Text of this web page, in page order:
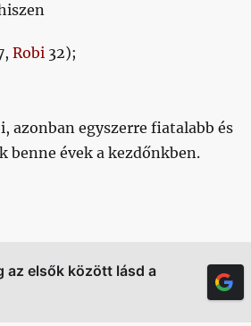
Robi32);
azonban egyszerre fiatalabb és
benne évek a kezdőnkben.
az elsők között lásd a